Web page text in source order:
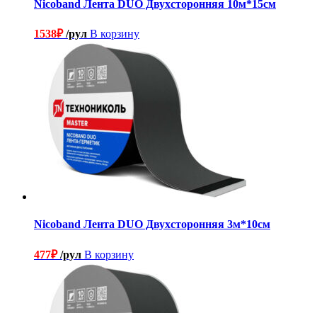
Nicoband Лента DUO Двухсторонняя 10м*15см
1538₽/рул В корзину
Nicoband Лента DUO Двухсторонняя 3м*10см
477₽/рул В корзину